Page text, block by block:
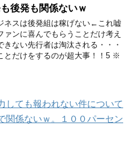
後発も関係ないｗ
ネスは後発組は稼げない←これ嘘
ァンに喜んでもらうことだけ考え
きない先行者は淘汰される・・・
とだけをするのが超大事！！5 ※
しても報われない件について
関係ないｗ。１００パーセン